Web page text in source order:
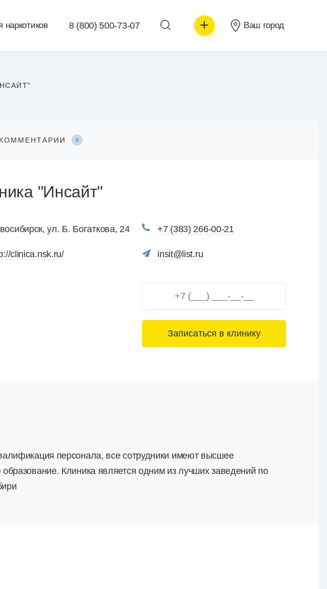
наркотиков 8 (800) 500-73-07 + Ваш город
КОММЕНТАРИИ 0
"Инсайт"
ул. Б. Богаткова, 24 +7 (383) 266-00-21
clinica.nsk.ru/ insit@list.ru
3+6=
персонала, все сотрудники имеют высшее
образование. Клиника является одним из лучших заведений по